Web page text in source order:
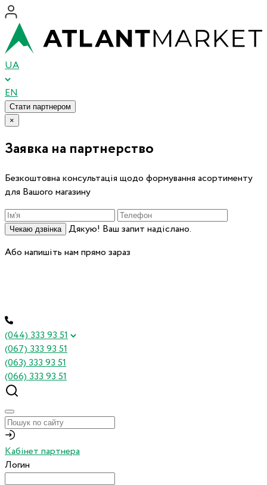
UA
EN
Стати партнером
×
Заявка на партнерство
Безкоштовна консультація щодо формування асортименту
для Вашого магазину
Чекаю дзвінка
Дякую! Ваш запит надіслано.
Або напишіть нам прямо зараз
(044) 333 93 51
(067) 333 93 51
(063) 333 93 51
(066) 333 93 51
Кабінет партнера
Логин